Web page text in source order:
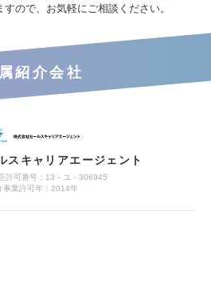
ので、お気軽にご相談ください。
紹介会社
スキャリアエージェント
許可番号：13－ユ－306945
事業許可年：2014年